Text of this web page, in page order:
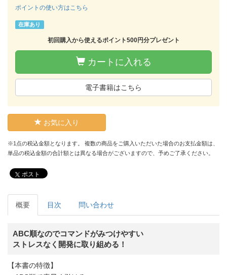
ポイントの使い方はこちら
在庫あり
初回購入から使えるポイント500円分プレゼント
カートに入れる
電子書籍はこちら
お気に入り
※1点の税込金額となります。 複数の商品をご購入いただいた場合のお支払金額は、
単品の税込金額の合計額とは異なる場合がございますので、予めご了承ください。
ポスト
概要 目次 問い合わせ
ABC順なのでコマンドがみつけやすい
ストレスなく開発に取り組める！
【本書の特徴】